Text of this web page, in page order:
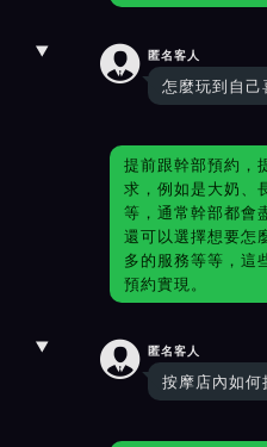
 匿名客人
怎麼玩到自己
提前跟幹部預約，
求，例如是大奶、
等，通常幹部都會
還可以選擇想要怎
多的服務等等，這
預約實現。
 匿名客人
按摩店內如何